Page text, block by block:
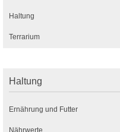
Haltung
Terrarium
Haltung
Ernährung und Futter
Nährwerte